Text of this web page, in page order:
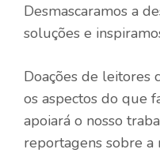
Desmascaramos a
soluções e
Doações de leitores
os aspectos do que
apoiará o nosso
reportagens sobre a